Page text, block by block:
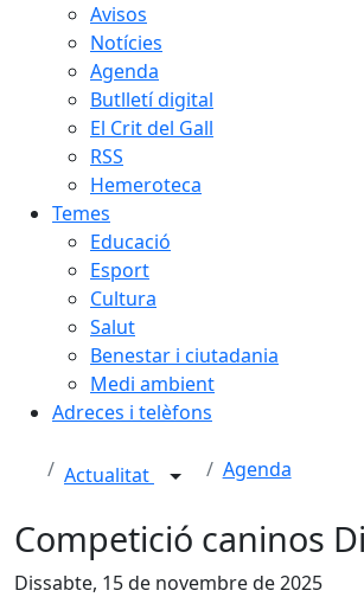
Avisos
Notícies
Agenda
Butlletí digital
El Crit del Gall
RSS
Hemeroteca
Temes
Educació
Esport
Cultura
Salut
Benestar i ciutadania
Medi ambient
Adreces i telèfons
Actualitat Agenda
Competició caninos
Dissabte, 15 de novembre de 2025